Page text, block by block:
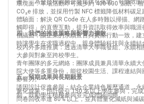
書》，為全台校園與企業提供可落地、可擴散的
環境面：單場活動即可減少約 400-600 張紙，
CO₂e 排放，並採用竹製 NFC 標籤降低材料碳足
體驗面：解決 QR Code 在人多時難以掃描、網
觸即得」的直覺互動，提升資訊取得效率與職涯
倡議面：讓企業的永續宣言與實際行動一致，建
時讓學生在求職過程中，親身體驗科技與永續結
四、我們的推進策略與影響力擴散
校內外多維推廣：透過清華大學職發組、永續
大參與對象至跨校學生。
青年團隊的多元網絡：團隊成員兼具清華永續
院大使等多重身份，能從校園生活、課程連結
影響力。
誘因設計促進參與：結合企業綠色履歷通道、
制，鼓勵學生積極參與並完成體驗回饋。
五、預期成果與長期願景
量化成果：預計吸引 150 名以上學生參與，完成
問卷回收率達 80% 以上，並具體量化減紙與減碳